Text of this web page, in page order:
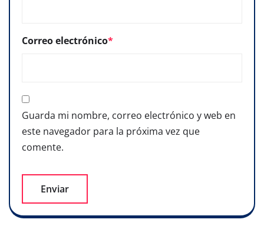
Correo electrónico*
Guarda mi nombre, correo electrónico y web en
este navegador para la próxima vez que
comente.